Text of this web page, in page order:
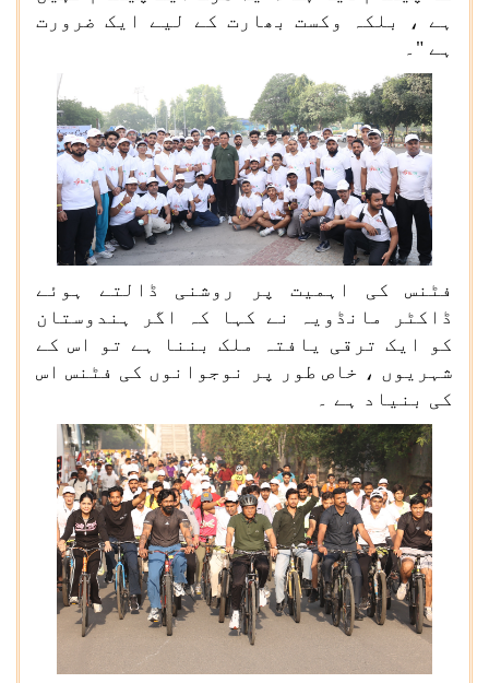
ہے ، بلکہ وکست بھارت کے لیے ایک ضرورت
ہے "۔
فٹنس کی اہمیت پر روشنی ڈالتے ہوئے
ڈاکٹر مانڈویہ نے کہا کہ اگر ہندوستان
کو ایک ترقی یافتہ ملک بننا ہے تو اس کے
شہریوں ، خاص طور پر نوجوانوں کی فٹنس اس
کی بنیاد ہے ۔